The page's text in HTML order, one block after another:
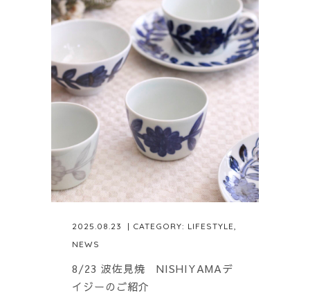
2025.08.23 | CATEGORY: LIFESTYLE,
NEWS
8/23 波佐見焼 NISHIYAMAデ
イジーのご紹介